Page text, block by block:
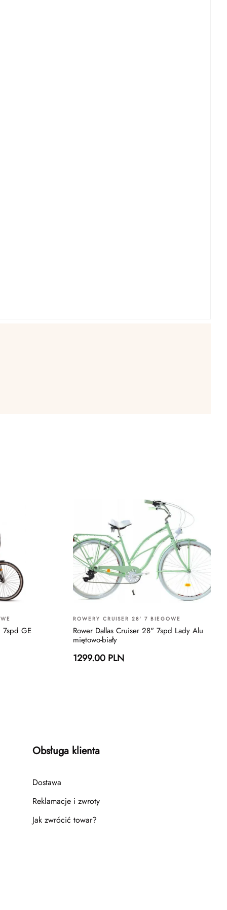
7spd GE
ROWERY CRUISER 28' 7 BIEGOWE
Rower Dallas Cruiser 28" 7spd Lady Alu
miętowo-biały
1299.00 PLN
Obsługa klienta
Dostawa
Reklamacje i zwroty
Jak zwrócić towar?